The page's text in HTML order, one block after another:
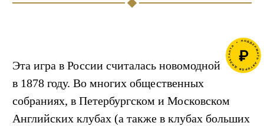
Эта игра в России считалась новомодной
в 1878 году. Во многих общественных
собраниях, в Петербургском и Московском
Английских клубах (а также в клубах больших